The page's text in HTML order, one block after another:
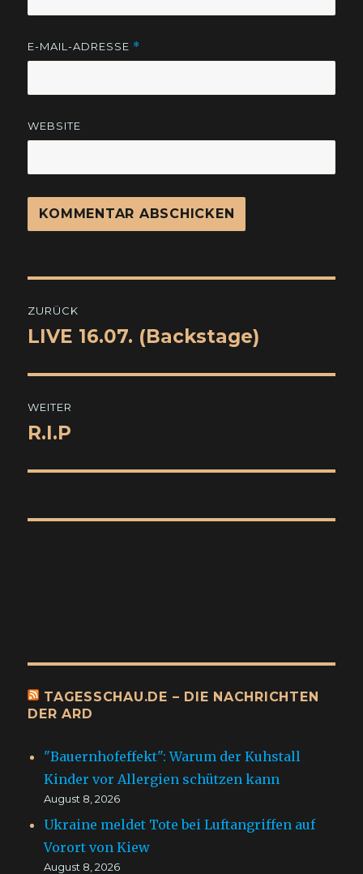
E-MAIL-ADRESSE *
WEBSITE
ZURÜCK
Vorheriger
LIVE 16.07. (Backstage)
WEITER
Nächster
R.I.P
TAGESSCHAU.DE – DIE NACHRICHTEN
DER ARD
"Bauernhofeffekt": Warum der Kuhstall
Kinder vor Allergien schützen kann
August 8, 2026
Ukraine meldet Tote bei Luftangriffen auf
Vorort von Kiew
August 8, 2026